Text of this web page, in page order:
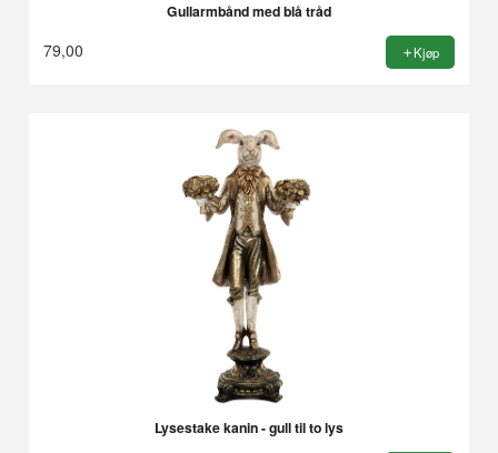
Gullarmbånd med blå tråd
79,00 Kjøp
Lysestake kanin - gull til to lys